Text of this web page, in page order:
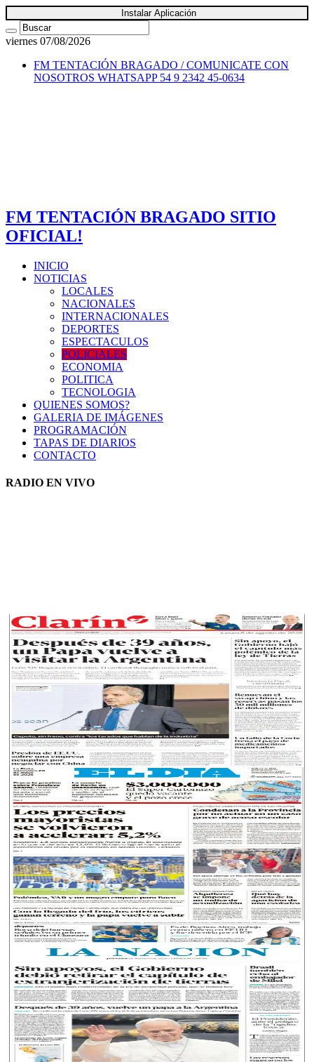
Instalar Aplicación
viernes 07/08/2026
FM TENTACIÓN BRAGADO / COMUNICATE CON
NOSOTROS WHATSAPP 54 9 2342 45-0634
FM TENTACIÓN BRAGADO SITIO
OFICIAL!
INICIO
NOTICIAS
LOCALES
NACIONALES
INTERNACIONALES
DEPORTES
ESPECTACULOS
POLICIALES
ECONOMIA
POLITICA
TECNOLOGIA
QUIENES SOMOS?
GALERIA DE IMÁGENES
PROGRAMACIÓN
TAPAS DE DIARIOS
CONTACTO
RADIO EN VIVO